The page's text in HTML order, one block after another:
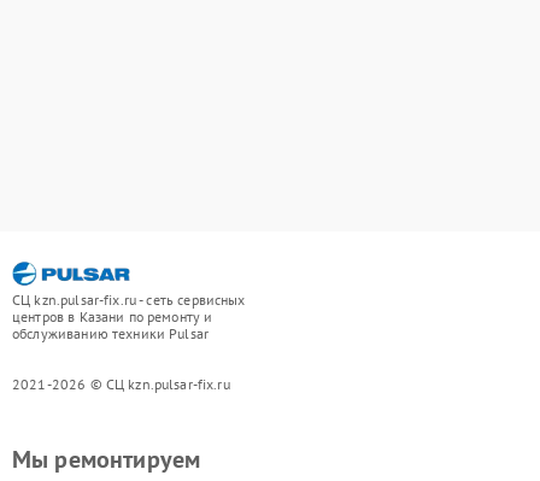
СЦ kzn.pulsar-fix.ru - сеть сервисных
центров в Казани по ремонту и
обслуживанию техники Pulsar
2021-2026 © СЦ kzn.pulsar-fix.ru
Мы ремонтируем